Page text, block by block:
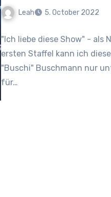
Leah 5. October 2022
Comment
"Ich liebe diese Show" - als
ersten Staffel kann ich
"Buschi" Buschmann nur
für…